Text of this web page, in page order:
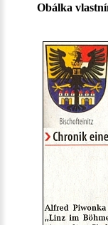
Obálka